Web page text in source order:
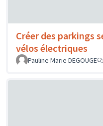
Créer des parkings
vélos électriques
Pauline Marie DEGOUGE